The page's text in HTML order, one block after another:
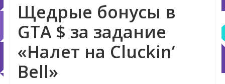
Щедрые бонусы в
GTA $ за задание
«Налет на Cluckin’
Bell»